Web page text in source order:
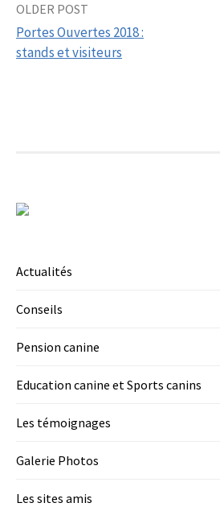
Post
navigation
OLDER POST
Portes Ouvertes 2018 :
stands et visiteurs
Actualités
Conseils
Pension canine
Education canine et Sports canins
Les témoignages
Galerie Photos
Les sites amis